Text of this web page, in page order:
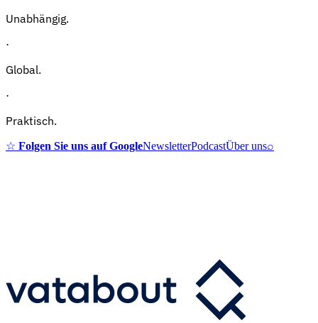
Unabhängig.
·
Global.
·
Praktisch.
☆ Folgen Sie uns auf GoogleNewsletterPodcastÜber uns⌕